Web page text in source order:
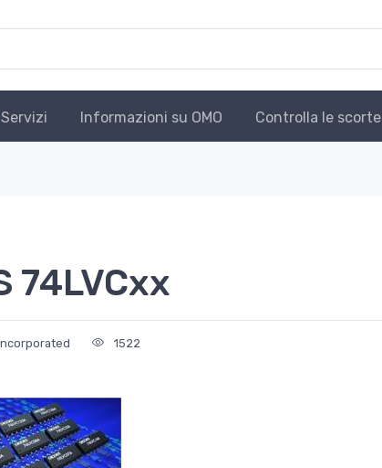
Servizi Informazioni su OMO Controlla le scorte
74LVCxx
1522